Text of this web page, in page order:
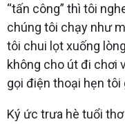
“tấn công” thì tôi
chúng tôi chạy như
tôi chui lọt xuống
không cho út đi chơi
gọi điện thoại hẹn tôi
Ký ức trưa hè tuổi